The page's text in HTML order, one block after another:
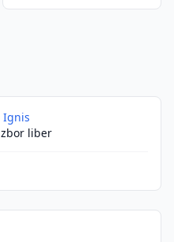
Ignis
zbor liber